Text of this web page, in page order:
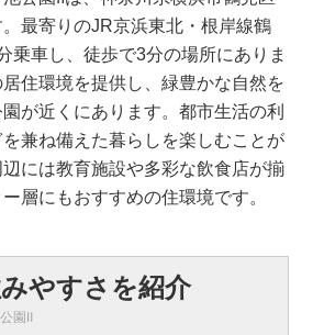
最寄りのJR京浜東北・根岸線鶴
乗車し、徒歩で3分の場所にありま
住環境を提供し、緑豊かな自然を
が近くにあります。都市生活の利
兼ね備えた暮らしを楽しむことが
には教育施設や多彩な飲食店が揃
層にもおすすめの住環境です。
やすさを紹介
園Ⅱ